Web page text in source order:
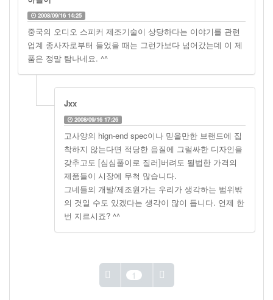
2008/09/16 14:25
중국의 오디오 스피커 제조기술이 상당하다는 이야기를 관련
업계 종사자로부터 들었을 때는 그런가보다 넘어갔는데 이 제
품은 정말 탐나네요. ^^
Jxx
2008/09/16 17:26
고사양의 hign-end spec이나 믿을만한 브랜드에 집
착하지 않는다면 적당한 음질에 그럴싸한 디자인을
갖추고도 [심심풀이로 질러]버려도 될법한 가격의
제품들이 시장에 무척 많습니다.
그네들의 개발/제조원가는 우리가 생각하는 범위밖
의 것일 수도 있겠다는 생각이 많이 듭니다. 언제 한
번 지르시죠? ^^
1